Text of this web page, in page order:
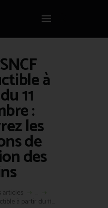
à
11
:
les
de
des
articles
à partir du 11...
FRANCE